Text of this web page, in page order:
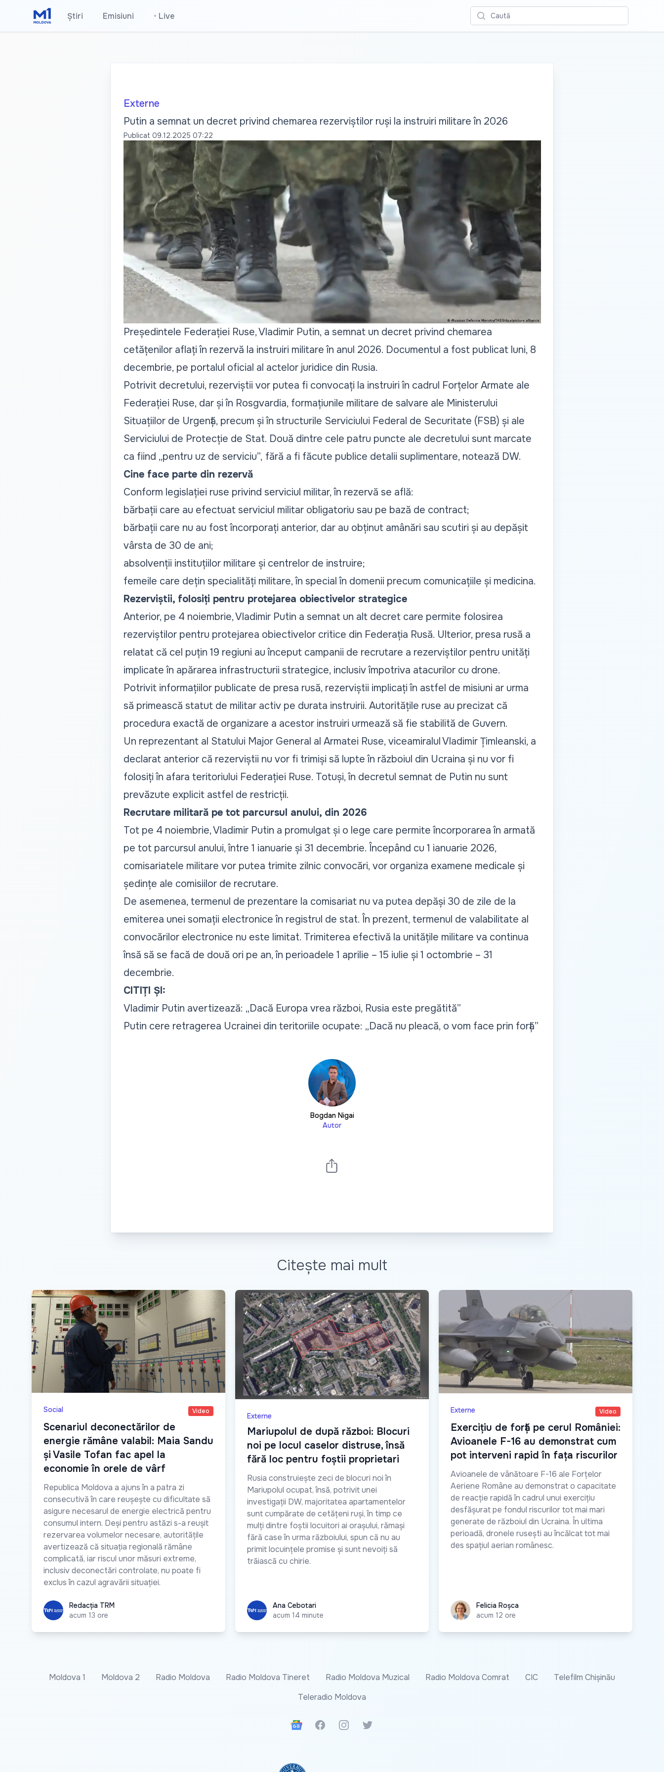
Știri Emisiuni • Live Caută
Externe
Putin a semnat un decret privind chemarea rezerviștilor ruși la instruiri militare în 2026
Publicat 09.12.2025 07:22
Președintele Federației Ruse, Vladimir Putin, a semnat un decret privind chemarea
cetățenilor aflați în rezervă la instruiri militare în anul 2026. Documentul a fost publicat luni, 8
decembrie, pe portalul oficial al actelor juridice din Rusia.
Potrivit decretului, rezerviștii vor putea fi convocați la instruiri în cadrul Forțelor Armate ale
Federației Ruse, dar și în Rosgvardia, formațiunile militare de salvare ale Ministerului
Situațiilor de Urgență, precum și în structurile Serviciului Federal de Securitate (FSB) și ale
Serviciului de Protecție de Stat. Două dintre cele patru puncte ale decretului sunt marcate
ca fiind „pentru uz de serviciu”, fără a fi făcute publice detalii suplimentare, notează DW.
Cine face parte din rezervă
Conform legislației ruse privind serviciul militar, în rezervă se află:
bărbații care au efectuat serviciul militar obligatoriu sau pe bază de contract;
bărbații care nu au fost încorporați anterior, dar au obținut amânări sau scutiri și au depășit
vârsta de 30 de ani;
absolvenții instituțiilor militare și centrelor de instruire;
femeile care dețin specialități militare, în special în domenii precum comunicațiile și medicina.
Rezerviștii, folosiți pentru protejarea obiectivelor strategice
Anterior, pe 4 noiembrie, Vladimir Putin a semnat un alt decret care permite folosirea
rezerviștilor pentru protejarea obiectivelor critice din Federația Rusă. Ulterior, presa rusă a
relatat că cel puțin 19 regiuni au început campanii de recrutare a rezerviștilor pentru unități
implicate în apărarea infrastructurii strategice, inclusiv împotriva atacurilor cu drone.
Potrivit informațiilor publicate de presa rusă, rezerviștii implicați în astfel de misiuni ar urma
să primească statut de militar activ pe durata instruirii. Autoritățile ruse au precizat că
procedura exactă de organizare a acestor instruiri urmează să fie stabilită de Guvern.
Un reprezentant al Statului Major General al Armatei Ruse, viceamiralul Vladimir Țimleanski, a
declarat anterior că rezerviștii nu vor fi trimiși să lupte în războiul din Ucraina și nu vor fi
folosiți în afara teritoriului Federației Ruse. Totuși, în decretul semnat de Putin nu sunt
prevăzute explicit astfel de restricții.
Recrutare militară pe tot parcursul anului, din 2026
Tot pe 4 noiembrie, Vladimir Putin a promulgat și o lege care permite încorporarea în armată
pe tot parcursul anului, între 1 ianuarie și 31 decembrie. Începând cu 1 ianuarie 2026,
comisariatele militare vor putea trimite zilnic convocări, vor organiza examene medicale și
ședințe ale comisiilor de recrutare.
De asemenea, termenul de prezentare la comisariat nu va putea depăși 30 de zile de la
emiterea unei somații electronice în registrul de stat. În prezent, termenul de valabilitate al
convocărilor electronice nu este limitat. Trimiterea efectivă la unitățile militare va continua
însă să se facă de două ori pe an, în perioadele 1 aprilie – 15 iulie și 1 octombrie – 31
decembrie.
CITIȚI ȘI:
Vladimir Putin avertizează: „Dacă Europa vrea război, Rusia este pregătită”
Putin cere retragerea Ucrainei din teritoriile ocupate: „Dacă nu pleacă, o vom face prin forță”
Bogdan Nigai
Autor
Citește mai mult
Social Video
Scenariul deconectărilor de
energie rămâne valabil: Maia Sandu
și Vasile Tofan fac apel la
economie în orele de vârf
Republica Moldova a ajuns în a patra zi
consecutivă în care reușește cu dificultate să
asigure necesarul de energie electrică pentru
consumul intern. Deși pentru astăzi s-a reușit
rezervarea volumelor necesare, autoritățile
avertizează că situația regională rămâne
complicată, iar riscul unor măsuri extreme,
inclusiv deconectări controlate, nu poate fi
exclus în cazul agravării situației.
Redacția TRM
Redacția TRM
acum 13 ore
Externe
Mariupolul de după război: Blocuri
noi pe locul caselor distruse, însă
fără loc pentru foștii proprietari
Rusia construiește zeci de blocuri noi în
Mariupolul ocupat, însă, potrivit unei
investigații DW, majoritatea apartamentelor
sunt cumpărate de cetățeni ruși, în timp ce
mulți dintre foștii locuitori ai orașului, rămași
fără case în urma războiului, spun că nu au
primit locuințele promise și sunt nevoiți să
trăiască cu chirie.
Ana CebotariAna Cebotari
acum 14 minute
Externe Video
Exercițiu de forță pe cerul României:
Avioanele F-16 au demonstrat cum
pot interveni rapid în fața riscurilor
Avioanele de vânătoare F-16 ale Forțelor
Aeriene Române au demonstrat o capacitate
de reacție rapidă în cadrul unui exercițiu
desfășurat pe fondul riscurilor tot mai mari
generate de războiul din Ucraina. În ultima
perioadă, dronele rusești au încălcat tot mai
des spațiul aerian românesc.
Felicia RoșcaFelicia Roșca
acum 12 ore
Moldova 1 Moldova 2 Radio Moldova Radio Moldova Tineret Radio Moldova Muzical Radio Moldova Comrat CIC
Telefilm Chișinău
Teleradio Moldova
Google News
FacebookInstagramTwitter